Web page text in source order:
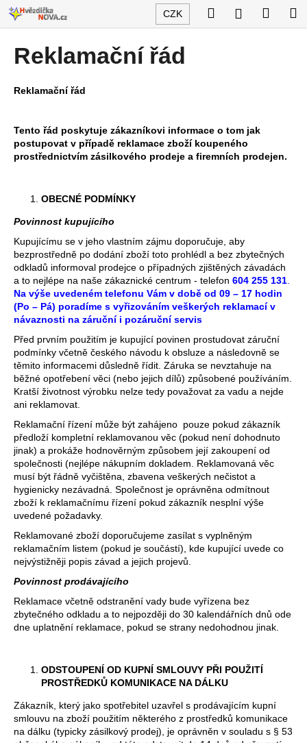
Přejít
obsah
CZK HledatPřihlášení
Reklamační řád
Reklamační řád
Tento řád poskytuje zákazníkovi informace o tom jak
postupovat v případě reklamace zboží koupeného
prostřednictvím zásilkového prodeje a firemních prodejen.
OBECNÉ PODMÍNKY
Povinnost kupujícího
Kupujícímu se v jeho vlastním zájmu doporučuje, aby
bezprostředně po dodání zboží toto prohlédl a bez zbytečných
odkladů informoval prodejce o případných zjištěných závadách
a to nejlépe na naše zákaznické centrum - telefon 604 255 131
Na výše uvedeném telefonu Vám v době od 09 – 17 hodin
(Po – Pá) poradíme s vyřizováním veškerých reklamací v
návaznosti na záruční i pozáruční servis
Před prvním použitím je kupující povinen prostudovat záruční
podmínky včetně českého návodu k obsluze a následovně se
těmito informacemi důsledně řídit. Záruka se nevztahuje na
běžné opotřebení věci (nebo jejich dílů) způsobené používáním.
Kratší životnost výrobku nelze tedy považovat za vadu a nejde
ani reklamovat.
Reklamační řízení může být zahájeno pouze pokud zákazník
předloží kompletní reklamovanou věc (pokud není dohodnuto
jinak) a prokáže hodnověrným způsobem její zakoupení od
společnosti (nejlépe nákupním dokladem. Reklamovaná věc
musí být řádně vyčištěna, zbavena veškerých nečistot a
hygienicky nezávadná. Společnost je oprávněna odmítnout
zboží k reklamačnímu řízení pokud zákazník nesplní výše
uvedené požadavky.
Reklamované zboží doporučujeme zasílat s vyplněným
reklamačním listem (pokud je součástí), kde kupující uvede co
nejvýstižněji popis závad a jejich projevů.
Povinnost prodávajícího
Reklamace včetně odstranění vady bude vyřízena bez
zbytečného odkladu a to nejpozději do 30 kalendářních dnů ode
dne uplatnění reklamace, pokud se strany nedohodnou jinak.
ODSTOUPENÍ OD KUPNÍ SMLOUVY PŘI POUŽITÍ
PROSTŘEDKŮ KOMUNIKACE NA DÁLKU
Zákazník, který jako spotřebitel uzavřel s prodávajícím kupní
smlouvu na zboží použitím některého z prostředků komunikace
na dálku (typicky zásilkový prodej), je oprávněn v souladu s § 53
K
o
o
o
t
ř
u
j
e
t
e
n
a
j
í
t
?
HLEDAT
o
p
r
u
č
u